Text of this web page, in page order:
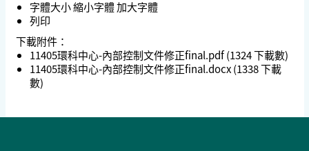
字體大小縮小字體加大字體
列印
下載附件：
11405環科中心-內部控制文件修正final.pdf (1324 下載數)
11405環科中心-內部控制文件修正final.docx (1338 下載
數)